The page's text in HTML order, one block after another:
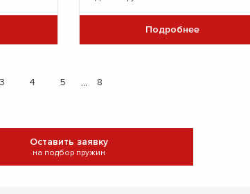
Подробнее
3 4 5 ... 8
Оставить заявку
на подбор пружин